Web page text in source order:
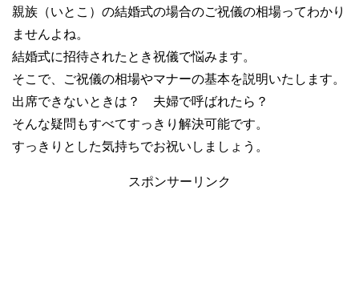
親族（いとこ）の結婚式の場合のご祝儀の相場ってわかり
ませんよね。
結婚式に招待されたとき祝儀で悩みます。
そこで、ご祝儀の相場やマナーの基本を説明いたします。
出席できないときは？ 夫婦で呼ばれたら？
そんな疑問もすべてすっきり解決可能です。
すっきりとした気持ちでお祝いしましょう。
スポンサーリンク